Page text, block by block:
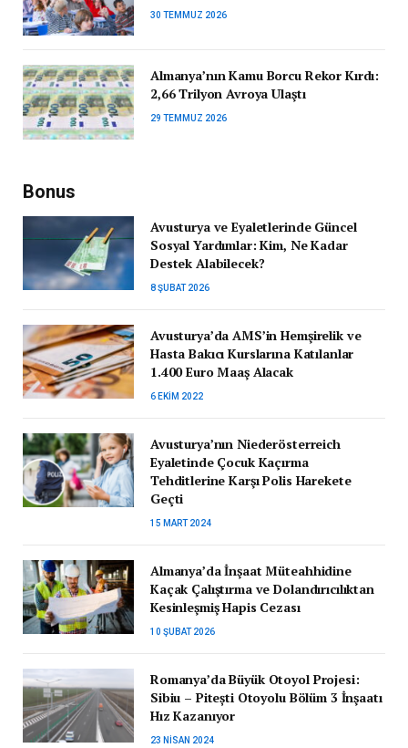
30 TEMMUZ 2026
Almanya’nın Kamu Borcu Rekor Kırdı:
2,66 Trilyon Avroya Ulaştı
29 TEMMUZ 2026
Bonus
Avusturya ve Eyaletlerinde Güncel
Sosyal Yardımlar: Kim, Ne Kadar
Destek Alabilecek?
8 ŞUBAT 2026
Avusturya’da AMS’in Hemşirelik ve
Hasta Bakıcı Kurslarına Katılanlar
1.400 Euro Maaş Alacak
6 EKIM 2022
Avusturya’nın Niederösterreich
Eyaletinde Çocuk Kaçırma
Tehditlerine Karşı Polis Harekete
Geçti
15 MART 2024
Almanya’da İnşaat Müteahhidine
Kaçak Çalıştırma ve Dolandırıcılıktan
Kesinleşmiş Hapis Cezası
10 ŞUBAT 2026
Romanya’da Büyük Otoyol Projesi:
Sibiu – Pitești Otoyolu Bölüm 3 İnşaatı
Hız Kazanıyor
23 NISAN 2024